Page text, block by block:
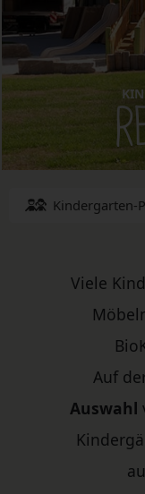
Kindergarten-
Viele
Auf
Auswahl